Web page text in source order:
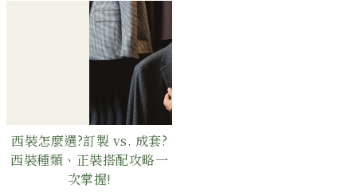
西裝怎麼選?訂製 vs. 成套?
西裝種類、正裝搭配攻略一
次掌握!